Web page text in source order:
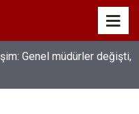
Genel müdürler değişti,